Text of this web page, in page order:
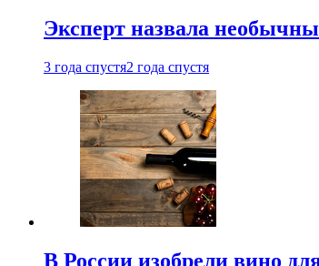
Эксперт назвала
3 года спустя2 года спустя
В России изобрели вино